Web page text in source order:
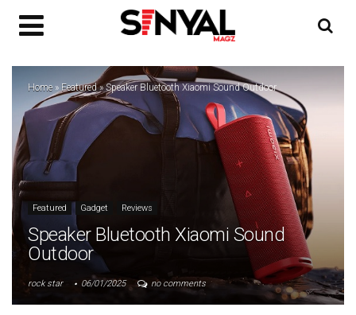
Home » Featured»Speaker Bluetooth Xiaomi Sound Outdoor
Featured Gadget Reviews
Speaker Bluetooth Xiaomi Sound
Outdoor
rock star 06/01/2025 no comments